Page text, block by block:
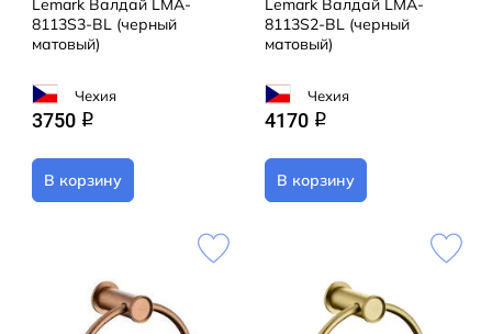
8113S3-BL (черный
матовый)
Чехия
3750 q
В корзину
8113S2-BL (черный
матовый)
Чехия
4170 q
В корзину